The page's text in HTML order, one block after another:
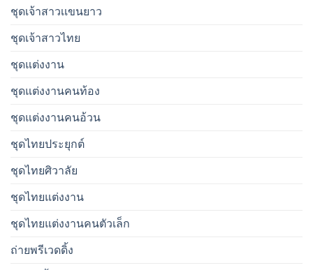
ชุดเจ้าสาวเเขนยาว
ชุดเจ้าสาวไทย
ชุดแต่งงาน
ชุดแต่งงานคนท้อง
ชุดแต่งงานคนอ้วน
ชุดไทยประยุกต์
ชุดไทยศิวาลัย
ชุดไทยแต่งงาน
ชุดไทยแต่งงานคนตัวเล็ก
ถ่ายพรีเวดดิ้ง